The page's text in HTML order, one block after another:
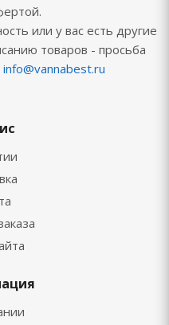
или у вас есть другие
товаров - просьба
info@vannabest.ru